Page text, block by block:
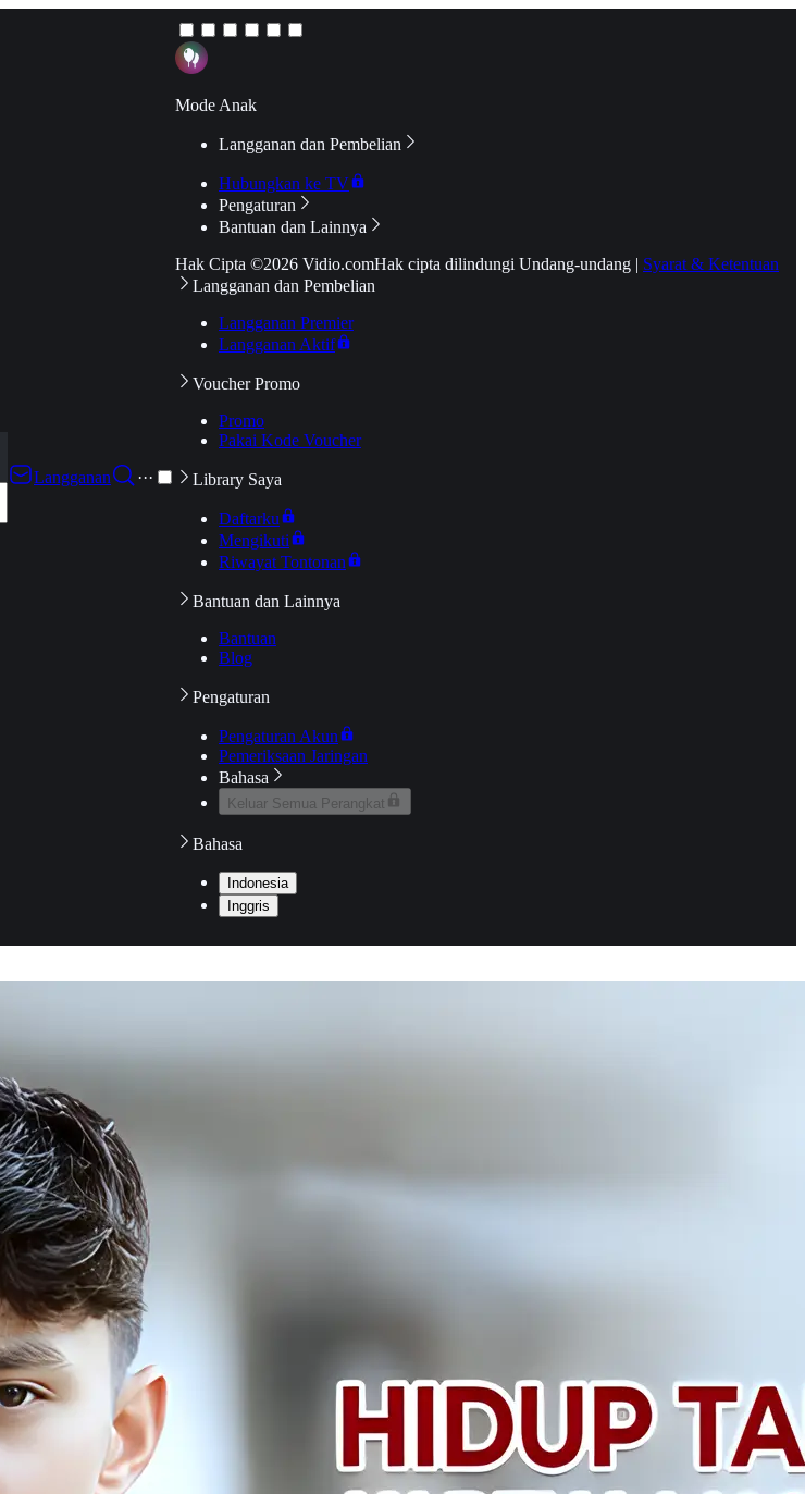
Langganan
···
Mode Anak
Langganan dan Pembelian
Hubungkan ke TV
Pengaturan
Bantuan dan Lainnya
Hak Cipta ©2026 Vidio.comHak cipta dilindungi Undang-undang | Syarat & Ketentuan
Langganan dan Pembelian
Langganan Premier
Langganan Aktif
Voucher Promo
Promo
Pakai Kode Voucher
Library Saya
Daftarku
Mengikuti
Riwayat Tontonan
Bantuan dan Lainnya
Bantuan
Blog
Pengaturan
Pengaturan Akun
Pemeriksaan Jaringan
Bahasa
Keluar Semua Perangkat
Bahasa
Indonesia
Inggris